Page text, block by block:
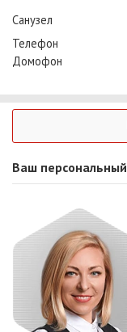
Санузел
Телефон
Домофон
Ваш